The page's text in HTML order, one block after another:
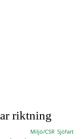
riktning
Miljö/CSR Sjöfart